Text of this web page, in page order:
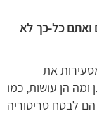
ואתם כל-כך לא
את
ומה הן עושות, כמו
הם לבטח טריטוריה